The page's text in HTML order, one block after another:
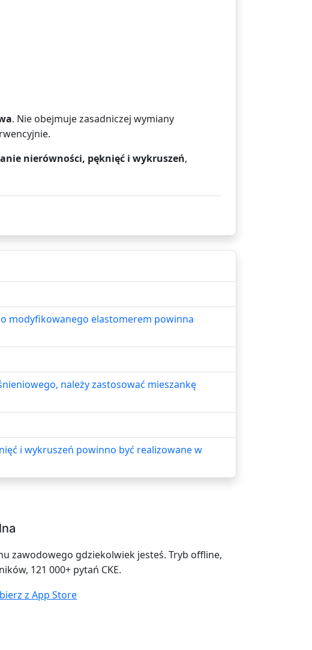
. Nie obejmuje zasadniczej wymiany
nierówności, pęknięć i wykruszeń,
modyfikowanego elastomerem powinna
należy zastosować mieszankę
i wykruszeń powinno być realizowane w
zawodowego gdziekolwiek jesteś. Tryb offline,
121 000+ pytań CKE.